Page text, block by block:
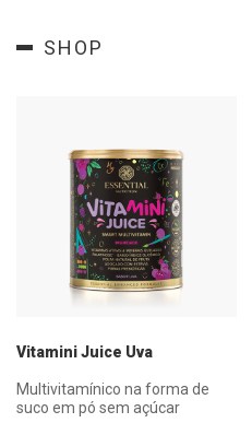
SHOP
Vitamini Juice Uva
Multivitamínico na forma de
suco em pó sem açúcar